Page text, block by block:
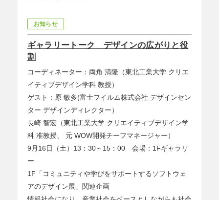
お知らせ
ギャラリートーク デザインの広がりと役
割
コーディネーター：両角 清隆（東北工業大学 クリエ
イティブデザイン学科 教授）
ゲスト：原 敏多(富士フイルム株式会社 デザインセン
ター デザインディレクター）
長崎 智宏（東北工業大学 クリエイティブデザイン学
科 准教授、 元 WOW開発チーフマネージャー）
9月16日（土）13：30～15：00 会場：1Fギャラリ
ー
1F「コミュニティや学びをサポートするソフトウェ
アのデザイン展」関連企画